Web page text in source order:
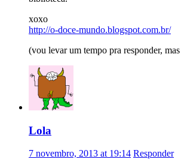
xoxo
http://o-doce-mundo.blogspot.com.br/
(vou levar um tempo pra responder,
Lola
7 novembro, 2013 at 19:14 Responder